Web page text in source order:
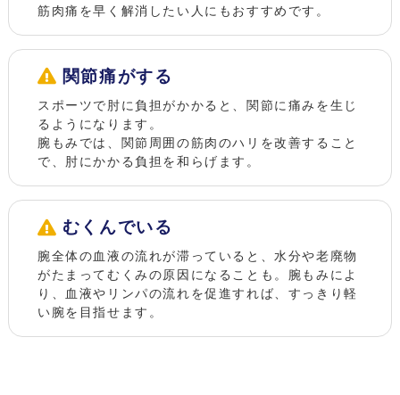
筋肉痛を早く解消したい人にもおすすめです。
関節痛がする
スポーツで肘に負担がかかると、関節に痛みを生じ
るようになります。
腕もみでは、関節周囲の筋肉のハリを改善すること
で、肘にかかる負担を和らげます。
むくんでいる
腕全体の血液の流れが滞っていると、水分や老廃物
がたまってむくみの原因になることも。腕もみによ
り、血液やリンパの流れを促進すれば、すっきり軽
い腕を目指せます。